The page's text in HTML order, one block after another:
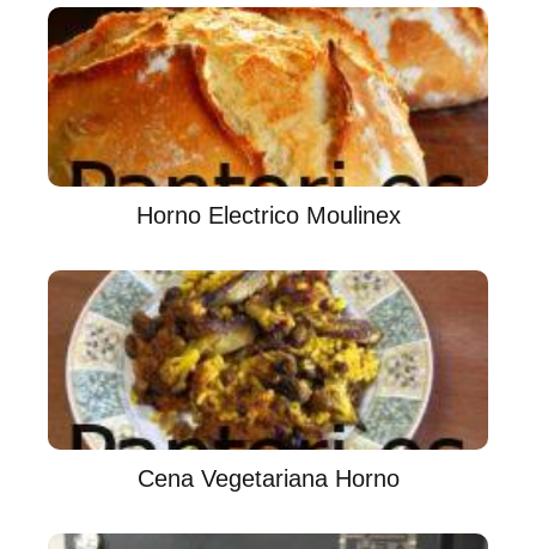
Horno Electrico Moulinex
Cena Vegetariana Horno